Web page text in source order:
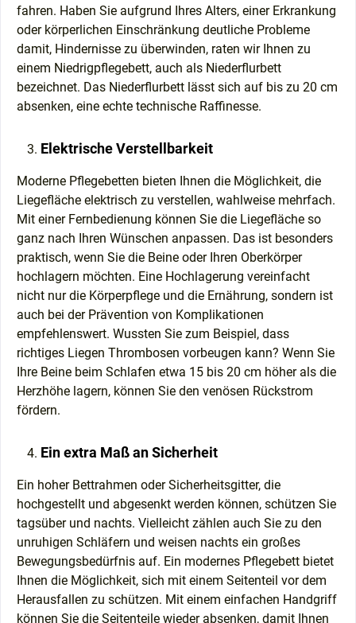
fahren. Haben Sie aufgrund Ihres Alters, einer Erkrankung
oder körperlichen Einschränkung deutliche Probleme
damit, Hindernisse zu überwinden, raten wir Ihnen zu
einem Niedrigpflegebett, auch als Niederflurbett
bezeichnet. Das Niederflurbett lässt sich auf bis zu 20 cm
absenken, eine echte technische Raffinesse.
Elektrische Verstellbarkeit
Moderne Pflegebetten bieten Ihnen die Möglichkeit, die
Liegefläche elektrisch zu verstellen, wahlweise mehrfach.
Mit einer Fernbedienung können Sie die Liegefläche so
ganz nach Ihren Wünschen anpassen. Das ist besonders
praktisch, wenn Sie die Beine oder Ihren Oberkörper
hochlagern möchten. Eine Hochlagerung vereinfacht
nicht nur die Körperpflege und die Ernährung, sondern ist
auch bei der Prävention von Komplikationen
empfehlenswert. Wussten Sie zum Beispiel, dass
richtiges Liegen Thrombosen vorbeugen kann? Wenn Sie
Ihre Beine beim Schlafen etwa 15 bis 20 cm höher als die
Herzhöhe lagern, können Sie den venösen Rückstrom
fördern.
Ein extra Maß an Sicherheit
Ein hoher Bettrahmen oder Sicherheitsgitter, die
hochgestellt und abgesenkt werden können, schützen Sie
tagsüber und nachts. Vielleicht zählen auch Sie zu den
unruhigen Schläfern und weisen nachts ein großes
Bewegungsbedürfnis auf. Ein modernes Pflegebett bietet
Ihnen die Möglichkeit, sich mit einem Seitenteil vor dem
Herausfallen zu schützen. Mit einem einfachen Handgriff
können Sie die Seitenteile wieder absenken, damit Ihnen